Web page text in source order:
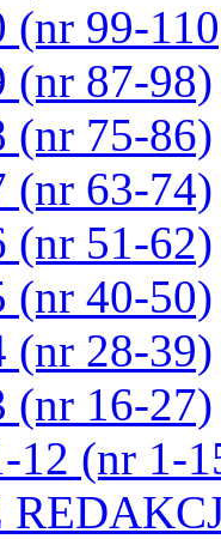
(nr 99-
(nr 87-98)
(nr 75-86)
(nr 63-74)
(nr 51-62)
(nr 40-50)
(nr 28-39)
(nr 16-27)
12 (nr 1-